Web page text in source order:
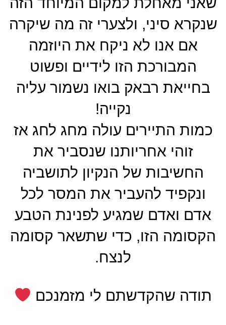
שנקרא סיני, ולצערי זה מה שיקרה
אם אנו לא ניקח את היוזמה
המבורכת הזו לידיים ופשוט
בחייאת רבאק בואו נשמור עליה
נקייה!
כמות התיירים עולה מחג לחג אז
זוהי אחריותנו שנסביר את
החשיבות של הנקיון לתושביה
ונקפיד להעביר את המסר לכל
אדם ואדם שמגיע לפנינת הטבע
הקסומה הזו, כדי שתשאר קסומה
לנצח.
תודה שהקדשתם לי מזמנכם